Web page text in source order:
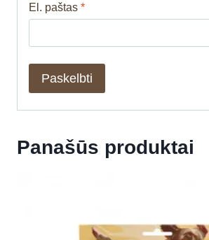
El. paštas *
Panašūs produktai